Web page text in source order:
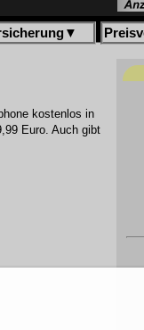
▼
kostenlos in
Euro. Auch gibt